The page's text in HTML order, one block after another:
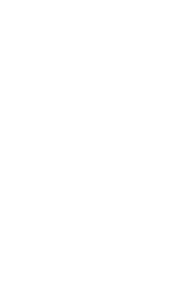
Increase in